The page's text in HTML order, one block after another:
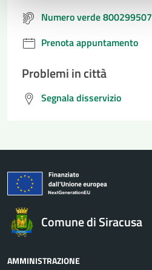
Numero verde 800299507
Prenota appuntamento
Problemi in città
Segnala disservizio
Comune di Siracusa
AMMINISTRAZIONE